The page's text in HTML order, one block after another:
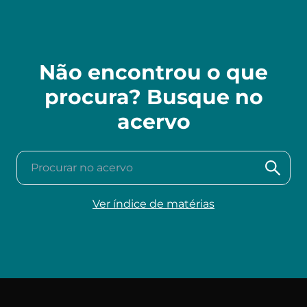
Não encontrou o que
procura? Busque no
acervo
Procurar no acervo
Ver índice de matérias